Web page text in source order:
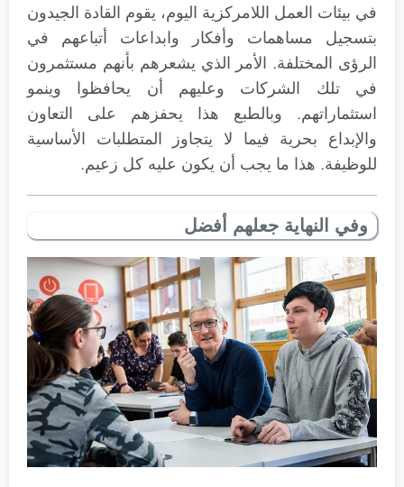
في بيئات العمل اللامركزية اليوم، يقوم القادة الجيدون
بتسجيل مساهمات وأفكار وابداعات أتباعهم في
الرؤى المختلفة. الأمر الذي يشعرهم بأنهم مستثمرون
في تلك الشركات وعليهم أن يحافظوا وينمو
استثماراتهم. وبالطبع هذا يحفزهم على التعاون
والإبداع بحرية فيما لا يتجاوز المتطلبات الأساسية
للوظيفة. هذا ما يجب أن يكون عليه كل زعيم.
وفي النهاية جعلهم أفضل